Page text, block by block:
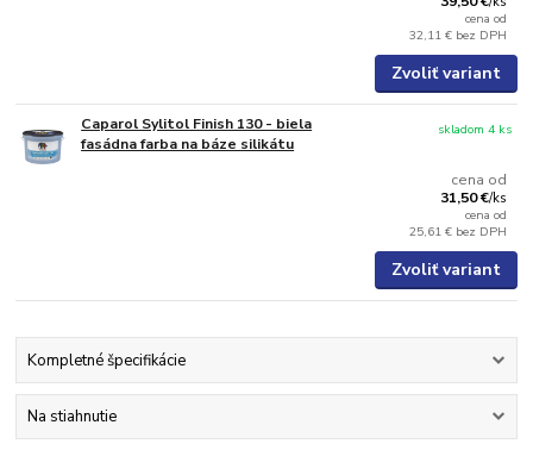
cena od
32,11 € bez DPH
Zvoliť variant
Caparol Sylitol Finish 130 - biela
fasádna farba na báze silikátu
cena od
31,50 €/ks
cena od
25,61 € bez DPH
skladom 4 ks
Zvoliť variant
Kompletné špecifikácie
Na stiahnutie